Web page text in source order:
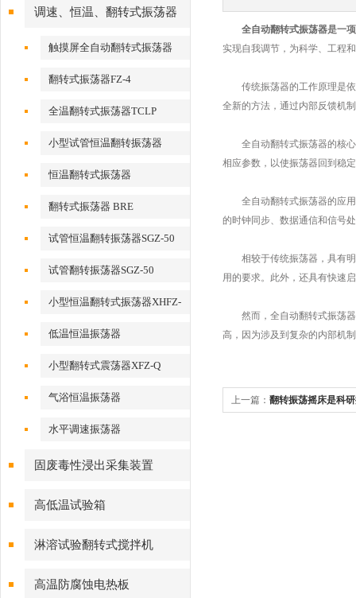
调速、恒温、翻转式振荡器
触摸屏全自动翻转式振荡器
翻转式振荡器FZ-4
全温翻转式振荡器TCLP
小型试管恒温翻转振荡器
恒温翻转式振荡器
翻转式振荡器 BRE
试管恒温翻转振荡器SGZ-50
试管翻转振荡器SGZ-50
小型恒温翻转式振荡器XHFZ-
低温恒温振荡器
小型翻转式震荡器XFZ-Q
气浴恒温振荡器
水平调速振荡器
固废毒性浸出采集装置
高低温试验箱
淋溶试验翻转式搅拌机
高温防腐蚀电热板
全自动翻转式振荡器是一
实现自我调节，为科学、工程
传统振荡器的工作原理是依
全新的方法，通过内部反馈机
全自动翻转式振荡器的核心
相应参数，以使振荡器回到稳
全自动翻转式振荡器的应用
的时钟同步、数据通信和信号
相较于传统振荡器，具有明
用的要求。此外，还具有快速
然而，全自动翻转式振荡器
高，因为涉及到复杂的内部机
上一篇： 翻转振荡摇床是科